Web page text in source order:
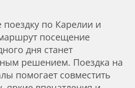
поездку по Карелии и
посещение
дня станет
решением. Поездка на
помогает совместить